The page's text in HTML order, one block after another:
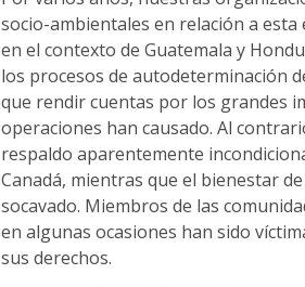
socio-ambientales en relación a
en el contexto de Guatemala y
los procesos de autodeterminación
que rendir cuentas por los grandes
operaciones han causado. Al
respaldo aparentemente
Canadá, mientras que el bienestar
socavado. Miembros de las
en algunas ocasiones han sido
sus derechos.